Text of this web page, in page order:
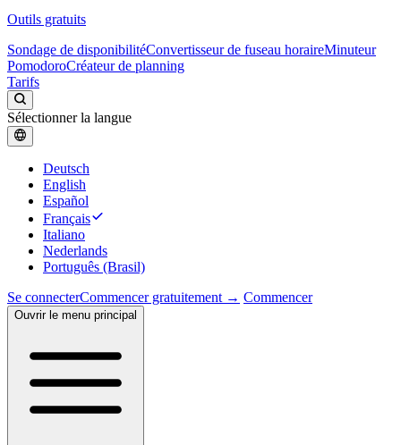
Outils gratuits
Sondage de disponibilitéConvertisseur de fuseau horaireMinuteur
PomodoroCréateur de planning
Tarifs
Sélectionner la langue
Deutsch
English
Español
Français
Italiano
Nederlands
Português (Brasil)
Se connecterCommencer gratuitement → Commencer
Ouvrir le menu principal